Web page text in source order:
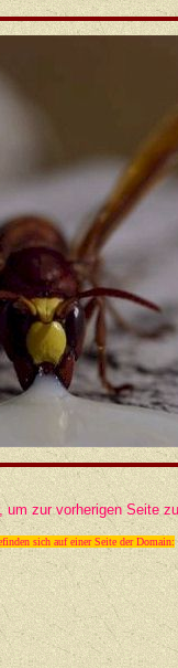
zur vorherigen Seite
sich auf einer Seite der Domain: